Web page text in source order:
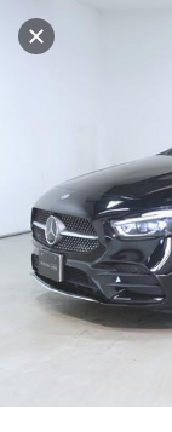
販売店検索
エリア別最新ニュース
品質と保証
ローン・リース
ログイン
マイアカウント
マイリスト
保存した検索条件
アフターサービス
アフターサービス
車検／定期点検
企業情報
企業概要
リンク
ヤナセ認定中古車
プライバシーポリシー